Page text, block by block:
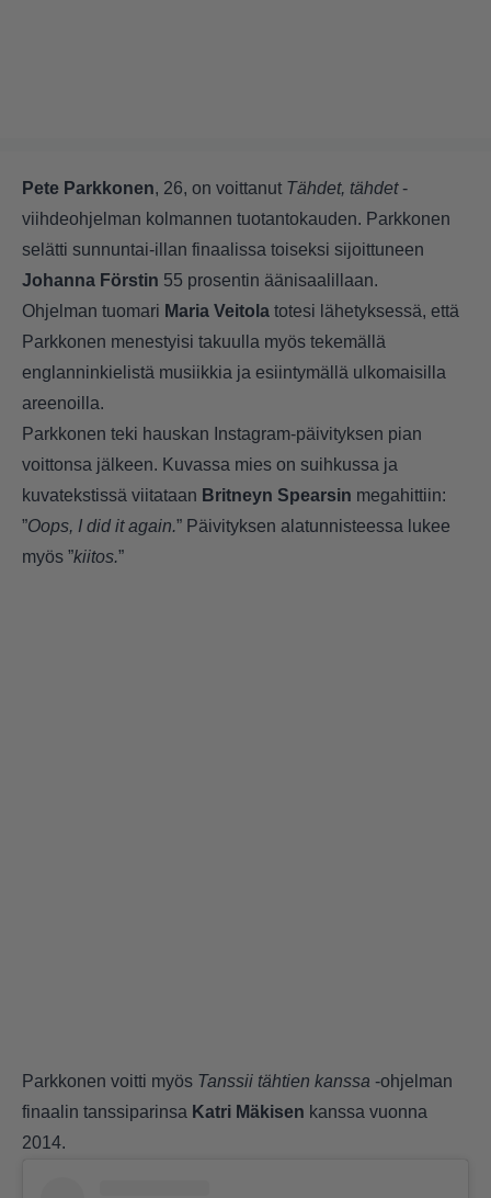
Pete Parkkonen, 26, on voittanut Tähdet, tähdet-
viihdeohjelman kolmannen tuotantokauden. Parkkonen
selätti sunnuntai-illan finaalissa toiseksi sijoittuneen
Johanna Förstin 55 prosentin äänisaalillaan.
Ohjelman tuomari Maria Veitola totesi lähetyksessä, että
Parkkonen menestyisi takuulla myös tekemällä
englanninkielistä musiikkia ja esiintymällä ulkomaisilla
areenoilla.
Parkkonen teki hauskan Instagram-päivityksen pian
voittonsa jälkeen. Kuvassa mies on suihkussa ja
kuvatekstissä viitataan Britneyn Spearsin megahittiin:
”Oops, I did it again.” Päivityksen alatunnisteessa lukee
myös ”kiitos.”
Parkkonen voitti myös Tanssii tähtien kanssa -ohjelman
finaalin tanssiparinsa Katri Mäkisen kanssa vuonna
2014.